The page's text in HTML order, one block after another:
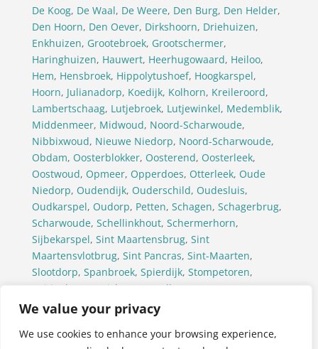
We value your privacy
We use cookies to enhance your browsing experience,
De Koog, De Waal, De Weere, Den Burg, Den Helder,
Den Hoorn, Den Oever, Dirkshoorn, Driehuizen,
Enkhuizen, Grootebroek, Grootschermer,
Haringhuizen, Hauwert, Heerhugowaard, Heiloo,
Hem, Hensbroek, Hippolytushoef, Hoogkarspel,
Hoorn, Julianadorp, Koedijk, Kolhorn, Kreileroord,
Lambertschaag, Lutjebroek, Lutjewinkel, Medemblik,
Middenmeer, Midwoud, Noord-Scharwoude,
Nibbixwoud, Nieuwe Niedorp, Noord-Scharwoude,
Obdam, Oosterblokker, Oosterend, Oosterleek,
Oostwoud, Opmeer, Opperdoes, Otterleek, Oude
Niedorp, Oudendijk, Ouderschild, Oudesluis,
Oudkarspel, Oudorp, Petten, Schagen, Schagerbrug,
Scharwoude, Schellinkhout, Schermerhorn,
Sijbekarspel, Sint Maartensbrug, Sint
Maartensvlotbrug, Sint Pancras, Sint-Maarten,
Slootdorp, Spanbroek, Spierdijk, Stompetoren,
Tuitjenhorn
Twisk Ursem(Alkmaar)
Ursem(Koggenland),’t Veld,
Warmenhuizen
Wervershoof
Westwoud,Wieringerwaard,Wieringerwerf,